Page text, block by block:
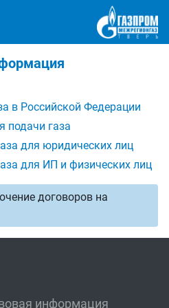
в Российской Федерации
подачи газа
для юридических лиц
для ИП и физических лиц
договоров на
информация